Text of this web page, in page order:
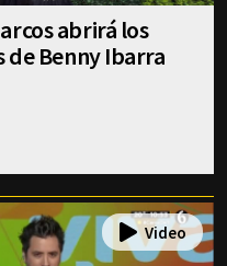
abrirá los
de Benny Ibarra